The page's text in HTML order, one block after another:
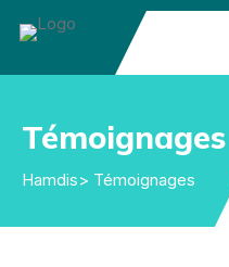
Témoignages
Hamdis> Témoignages